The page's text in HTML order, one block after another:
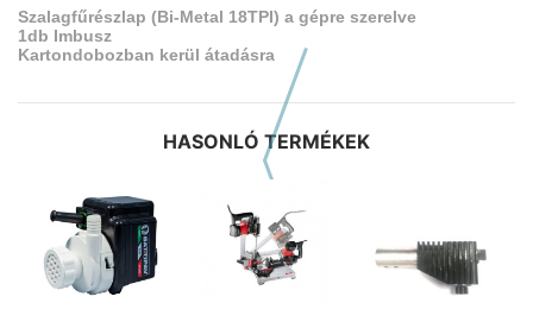
Szalagfűrészlap (Bi-Metal 18TPI) a gépre szerelve
1db Imbusz
Kartondobozban kerül átadásra
HASONLÓ TERMÉKEK
Előző hasonló szerszámok